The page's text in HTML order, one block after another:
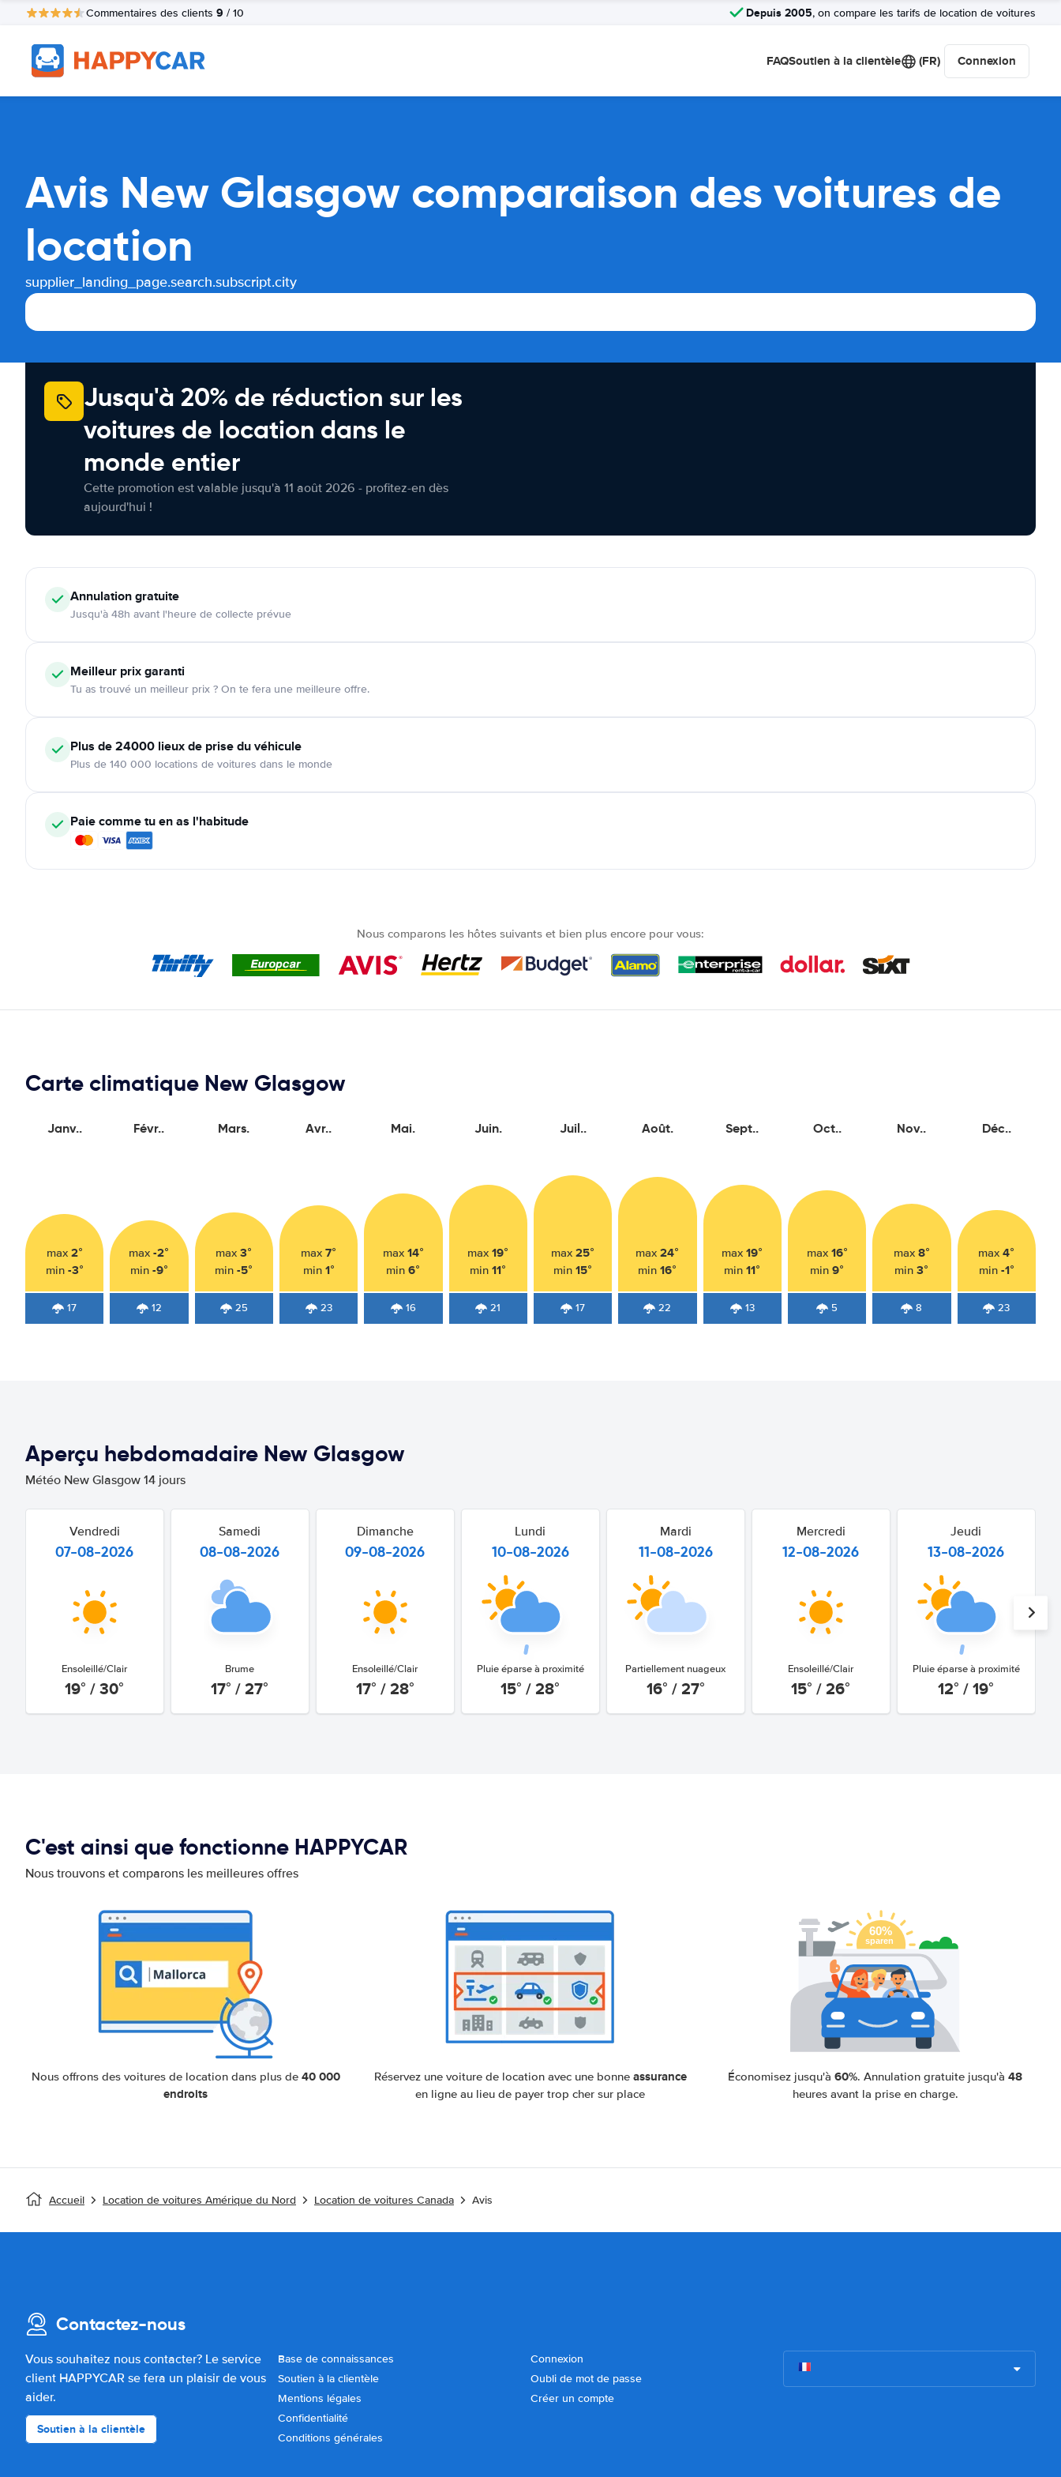
Commentaires des clients 9 / 10 Depuis 2005, on compare les tarifs de location de voitures
FAQSoutien à la clientèle (FR) Connexion
Avis New Glasgow comparaison des voitures de
location
supplier_landing_page.search.subscript.city
Jusqu'à 20% de réduction sur les
voitures de location dans le
monde entier
Cette promotion est valable jusqu'à 11 août 2026 - profitez-en dès
aujourd'hui !
Annulationgratuite
Jusqu'à 48h avant l'heure de collecte prévue
Meilleur prix garanti
Tu as trouvé un meilleur prix ? On te fera une meilleure offre.
Plus de 24000 lieux de prise du véhicule
Plus de 140 000 locations de voitures dans le monde
Paie comme tu en as l'habitude
Nous comparons les hôtes suivants et bien plus encore pour vous:
Carte climatique New Glasgow
Janv..
max 2°
min -3°
17
Févr..
max-2°
min -9°
12
Mars.
max3°
min-5°
25
Avr..
max7°
min 1°
23
Mai.
max 14°
min6°
16
Juin.
max19°
min11°
21
Juil..
max25°
min15°
17
Août.
max24°
min16°
22
Sept..
max19°
min11°
13
Oct..
max 16°
min9°
5
Nov..
max 8°
min3°
8
Déc..
max4°
min -1°
23
Aperçu hebdomadaire New Glasgow
Météo New Glasgow 14 jours
Vendredi
07-08-2026
Ensoleillé/Clair
19° / 30°
Samedi
08-08-2026
Brume
17° / 27°
Dimanche
09-08-2026
Ensoleillé/Clair
17° / 28°
Lundi
10-08-2026
Pluie éparse à proximité
15° / 28°
Mardi
11-08-2026
Partiellement nuageux
16° / 27°
Mercredi
12-08-2026
Ensoleillé/Clair
15° / 26°
Jeudi
13-08-2026
Pluie éparse à proximité
12° / 19°
C'est ainsi que fonctionne HAPPYCAR
Nous trouvons et comparons les meilleures offres
Nous offrons des voitures de location dans plus de 40 000
endroits
Réservez une voiture de location avec une bonne assurance
en ligne au lieu de payer trop cher sur place
Économisez jusqu'à60%. Annulation gratuite jusqu'à48
heures avant la prise en charge.
Accueil Location de voitures Amérique du Nord Location de voitures Canada Avis
Contactez-nous
Vous souhaitez nous contacter? Le service
client HAPPYCAR se fera un plaisir de vous
aider.
Soutien à la clientèle
Base de connaissances
Soutien à la clientèle
Mentions légales
Confidentialité
Conditions générales
Connexion
Oubli de mot de passe
Créer un compte